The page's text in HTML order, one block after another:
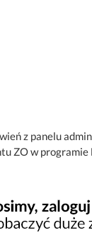
z panelu
ZO w programie